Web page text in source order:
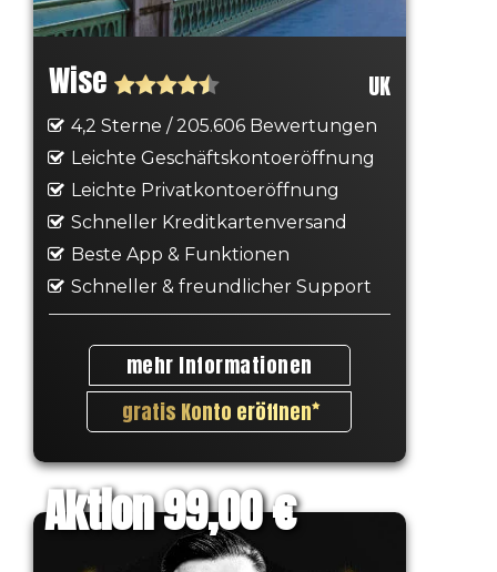
Wise UK
4,2 Sterne / 205.606 Bewertungen
Leichte Geschäftskontoeröffnung
Leichte Privatkontoeröffnung
Schneller Kreditkartenversand
Beste App & Funktionen
Schneller & freundlicher Support
mehr Informationen
gratis Konto eröffnen
Aktion 99,00 €